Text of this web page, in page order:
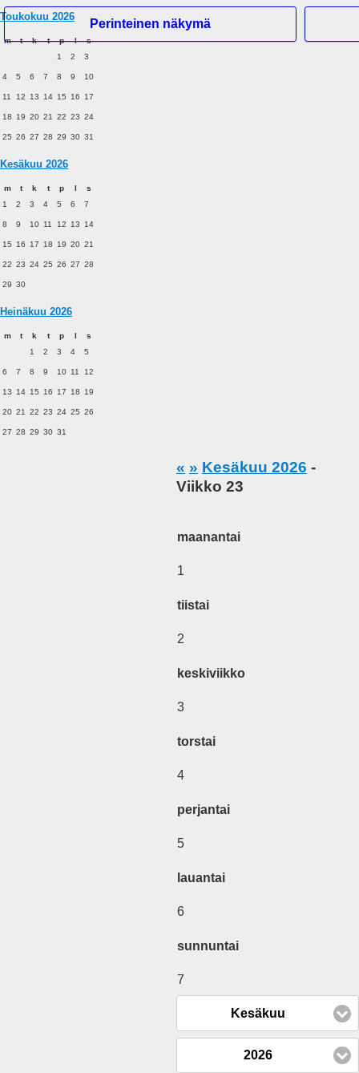
Toukokuu 2026
m t k t p l
s
1
2 3
4 5 6 7 8 9 10
11 12 13 14 15 16 17
18 19 20 21 22 23 24
25 26 27 28 29 30 31
Kesäkuu 2026
m t k t p l
s
1
2 3 4 5 6 7
8 9 10 11 12 13 14
15 16 17 18 19 20 21
22 23 24 25 26 27 28
29 30
Heinäkuu 2026
m t k t p l
s
1
2 3 4 5
6 7 8 9 10 11 12
13 14 15 16 17 18 19
20 21 22 23 24 25 26
27 28 29 30 31
« » Kesäkuu 2026 -
Viikko 23
maanantai
1
tiistai
2
keskiviikko
3
torstai
4
perjantai
5
lauantai
6
sunnuntai
7
Kesäkuu
2026
Perinteinen näkymä
Hei Vieras
Haku
Tuoreita viestejä
Kirjaudu